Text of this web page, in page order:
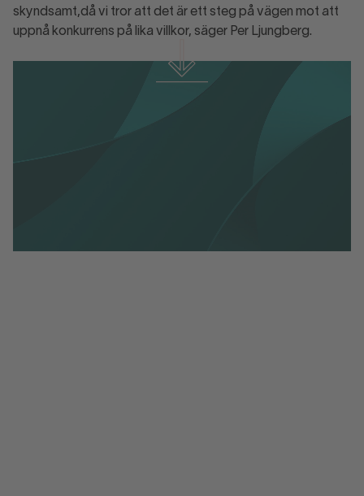
skyndsamt,då vi tror att det är ett steg på vägen mot att
uppnå konkurrens på lika villkor, säger Per Ljungberg.